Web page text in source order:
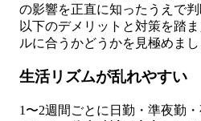
の影響を正直に知ったうえで判
以下のデメリットと対策を踏
ルに合うかどうかを見極めまし
生活リズムが乱れやすい
1〜2週間ごとに日勤・準夜勤